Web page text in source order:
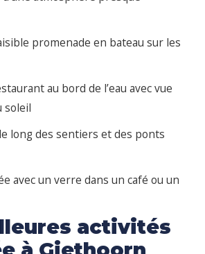
promenade en bateau sur les
au bord de l’eau avec vue
soleil
long des sentiers et des ponts
avec un verre dans un café ou un
activités